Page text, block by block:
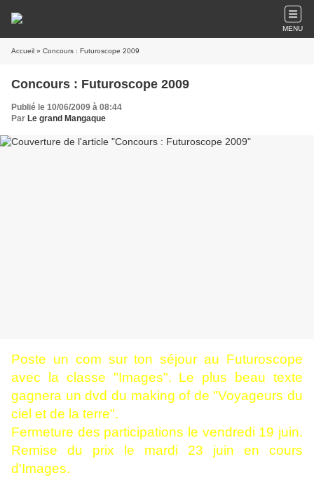
MENU
Accueil » Concours : Futuroscope 2009
Concours : Futuroscope 2009
Publié le 10/06/2009 à 08:44
Par Le grand Mangaque
Poste un com sur ton séjour au Futuroscope
avec la classe "Images". Le plus beau texte
gagnera un dvd du making of de "Voyageurs du
ciel et de la terre".
Fermeture des participations le vendredi 19 juin.
Remise du prix le mardi 23 juin en cours
d'Images.